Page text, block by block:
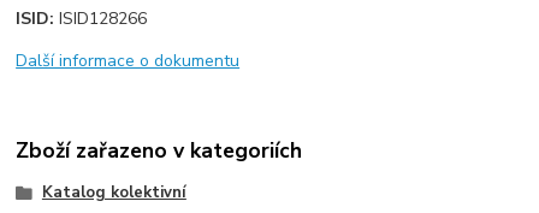
ISID:ISID128266
Další informace o dokumentu
Zboží zařazeno v kategoriích
Katalog kolektivní